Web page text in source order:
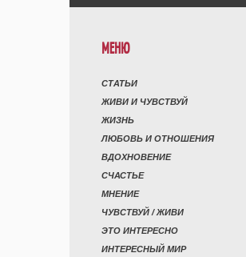
МЕНЮ
СТАТЬИ
ЖИВИ И ЧУВСТВУЙ
ЖИЗНЬ
ЛЮБОВЬ И ОТНОШЕНИЯ
ВДОХНОВЕНИЕ
СЧАСТЬЕ
МНЕНИЕ
ЧУВСТВУЙ / ЖИВИ
ЭТО ИНТЕРЕСНО
ИНТЕРЕСНЫЙ МИР